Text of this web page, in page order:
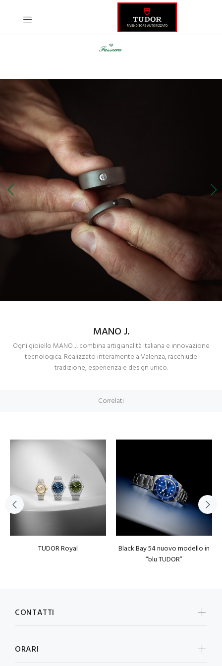
MANO J.
Ogni gioiello MANO J. combina artigianalità italiana e innovazione
tecnologica. Realizzato interamente a Valenza, racchiude
tradizione, esperienza e design unico.
Correlati
TUDOR Royal
Black Bay 54 nuovo modello in
“blu TUDOR”
CONTATTI
ORARI